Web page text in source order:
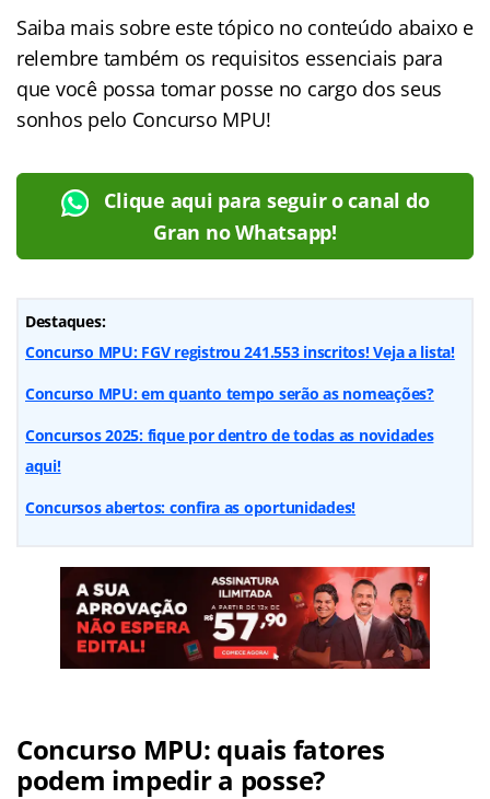
Saiba mais sobre este tópico no conteúdo abaixo e
relembre também os requisitos essenciais para
que você possa tomar posse no cargo dos seus
sonhos pelo Concurso MPU!
Clique aqui para seguir o canal do
Gran no Whatsapp!
Destaques:
Concurso MPU: FGV registrou 241.553 inscritos! Veja a lista!
Concurso MPU: em quanto tempo serão as nomeações?
Concursos 2025: fique por dentro de todas as novidades
aqui!
Concursos abertos: confira as oportunidades!
Concurso MPU: quais fatores
podem impedir a posse?